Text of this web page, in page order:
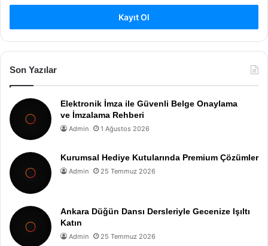
Kayıt Ol
Son Yazılar
Elektronik İmza ile Güvenli Belge Onaylama
ve İmzalama Rehberi
Admin 1 Ağustos 2026
Kurumsal Hediye Kutularında Premium Çözümler
Admin 25 Temmuz 2026
Ankara Düğün Dansı Dersleriyle Gecenize Işıltı
Katın
Admin 25 Temmuz 2026